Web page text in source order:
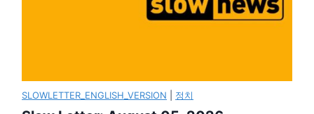
SLOWLETTER_ENGLISH_VERSION 정치